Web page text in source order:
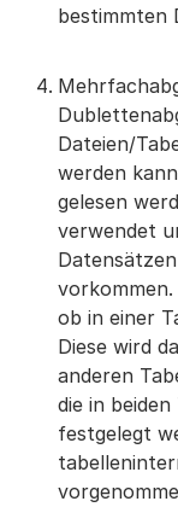
bestimmten
Dateien/
werden
gelesen
verwendet
ob in einer
Diese wird
anderen
die in
festgelegt